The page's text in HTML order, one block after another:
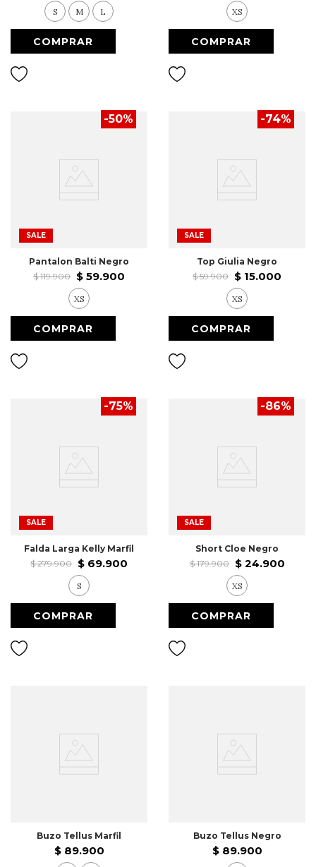
S M L XS
-50%
SALE
Pantalon Balti Negro
$ 119.900 $ 59.900
XS
-74%
SALE
Top Giulia Negro
$ 59.900 $ 15.000
XS
-75%
SALE
Falda Larga Kelly Marfil
$ 279.900 $ 69.900
S
-86%
SALE
Short Cloe Negro
$ 179.900 $ 24.900
XS
Buzo Tellus Marfil
$ 89.900
Buzo Tellus Negro
$ 89.900